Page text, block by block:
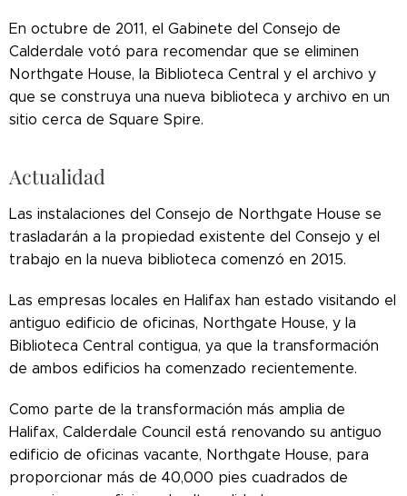
En octubre de 2011, el Gabinete del Consejo de
Calderdale votó para recomendar que se eliminen
Northgate House, la Biblioteca Central y el archivo y
que se construya una nueva biblioteca y archivo en un
sitio cerca de Square Spire.
Actualidad
Las instalaciones del Consejo de Northgate House se
trasladarán a la propiedad existente del Consejo y el
trabajo en la nueva biblioteca comenzó en 2015.
Las empresas locales en Halifax han estado visitando el
antiguo edificio de oficinas, Northgate House, y la
Biblioteca Central contigua, ya que la transformación
de ambos edificios ha comenzado recientemente.
Como parte de la transformación más amplia de
Halifax, Calderdale Council está renovando su antiguo
edificio de oficinas vacante, Northgate House, para
proporcionar más de 40,000 pies cuadrados de